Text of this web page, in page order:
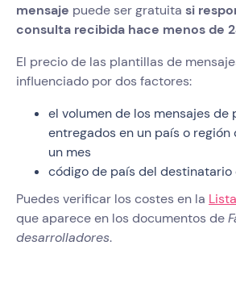
mensaje puede ser gratuita si
consulta recibida hace menos de
El precio de las plantillas de
influenciado por dos factores:
el volumen de los mensajes de
entregados en un país o
un mes
código de país del destinatario
Puedes verificar los costes en la
que aparece en los documentos de
desarrolladores.